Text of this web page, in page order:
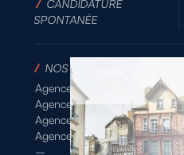
/ CANDIDATURE
SPONTANÉE
/ NOS AGENCES
Agence de Rennes Industrie
Agence de Rennes Généraliste
Agence de Rennes BTP
Agence de Rennes Tertiaire
–